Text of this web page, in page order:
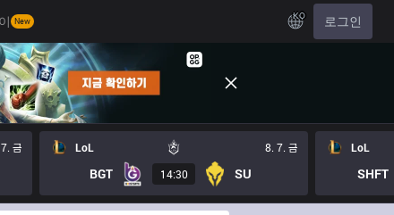
New KO 로그인
금 LoL 8. 7. 금
BGT 14:30 SU
LoL
SHFT